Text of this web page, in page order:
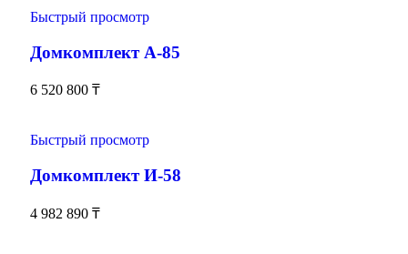
Быстрый просмотр
Домкомплект А-85
6 520 800 ₸
Быстрый просмотр
Домкомплект И-58
4 982 890 ₸